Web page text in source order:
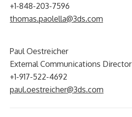
+1-848-203-7596
thomas.paolella@3ds.com
Paul Oestreicher
External Communications Director
+1-917-522-4692
paul.oestreicher@3ds.com